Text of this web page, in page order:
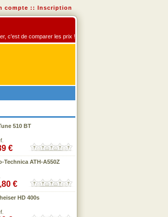
compte :: Inscription
c'est de comparer les prix !
510 BT
€
Technica ATH-A550Z
€
HD 400s